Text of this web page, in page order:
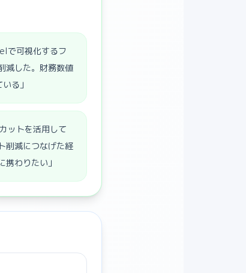
で可視化するフ
減した。財務数値
る」
ットを活用して
削減につなげた経
わりたい」